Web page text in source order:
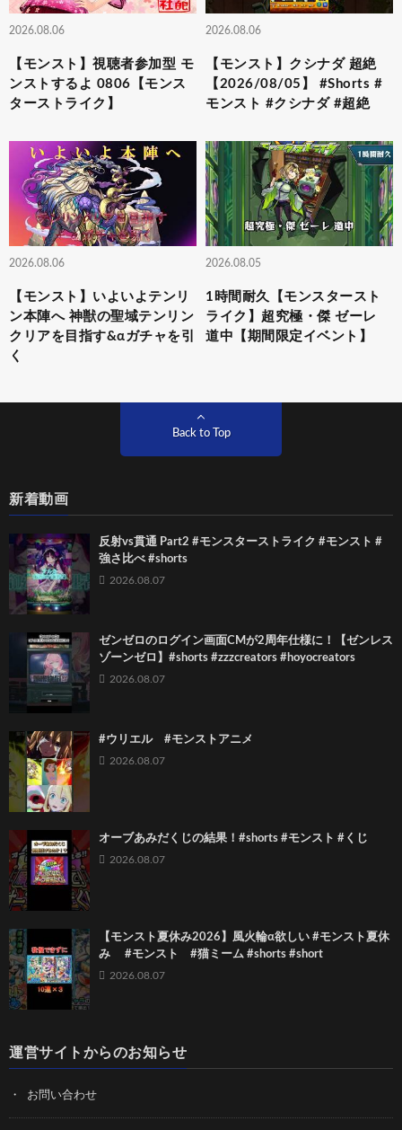
2026.08.06
【モンスト】視聴者参加型 モ
ンストするよ 0806【モンス
ターストライク】
2026.08.06
【モンスト】クシナダ 超絶
【2026/08/05】 #Shorts #
モンスト #クシナダ #超絶
2026.08.06
【モンスト】いよいよテンリ
ン本陣へ 神獣の聖域テンリン
クリアを目指す&αガチャを引
く
2026.08.05
1時間耐久【モンスタースト
ライク】超究極・傑 ゼーレ
道中【期間限定イベント】
Back to Top
新着動画
反射vs貫通 Part2 #モンスターストライク #モンスト #
強さ比べ #shorts
2026.08.07
ゼンゼロのログイン画面CMが2周年仕様に！【ゼンレス
ゾーンゼロ】#shorts #zzzcreators #hoyocreators
2026.08.07
#ウリエル #モンストアニメ
2026.08.07
オーブあみだくじの結果！#shorts #モンスト #くじ
2026.08.07
【モンスト夏休み2026】風火輪α欲しい #モンスト夏休
み #モンスト #猫ミーム #shorts #short
2026.08.07
運営サイトからのお知らせ
お問い合わせ